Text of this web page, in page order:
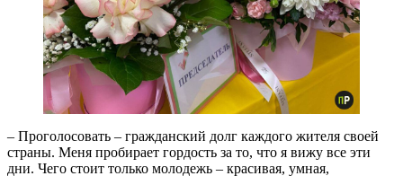
– Проголосовать – гражданский долг каждого жителя своей
страны. Меня пробирает гордость за то, что я вижу все эти
дни. Чего стоит только молодежь – красивая, умная,